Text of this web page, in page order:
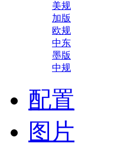
美规
加版
欧规
中东
墨版
中规
配置
图片